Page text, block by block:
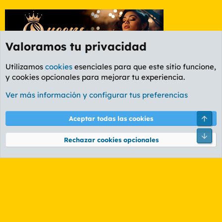
Foro Rapiñas
Cookies
PL OLDSTYLE AMARILLO
Términos y reglas Política de privacidad Ayuda
Community platform by XenForo® © 2010-2026 XenForo Ltd.
Valoramos tu privacidad
Utilizamos cookies esenciales para que este sitio funcione,
y cookies opcionales para mejorar tu experiencia.
Ver más información y configurar tus preferencias
Aceptar todas las cookies
Rechazar cookies opcionales
Pie